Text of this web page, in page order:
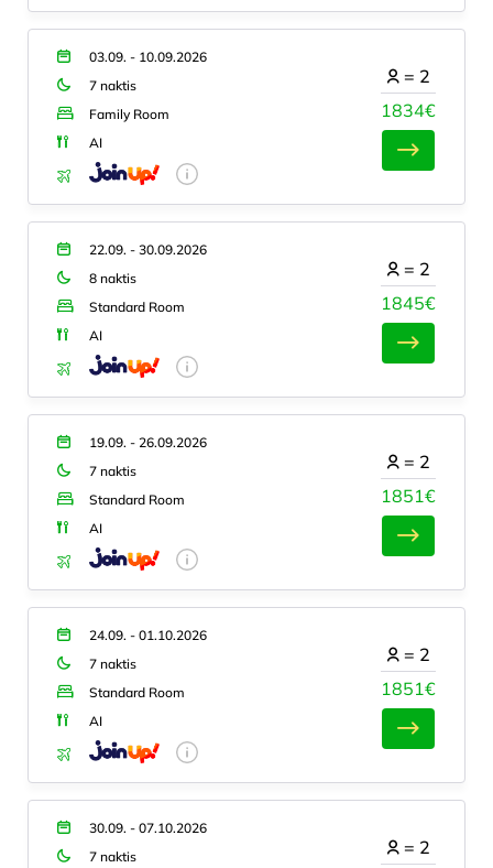
03.09. - 10.09.2026
7 naktis
Family Room
AI
1834€
= 2
22.09. - 30.09.2026
8 naktis
Standard Room
AI
1845€
= 2
19.09. - 26.09.2026
7 naktis
Standard Room
AI
1851€
= 2
24.09. - 01.10.2026
7 naktis
Standard Room
AI
1851€
= 2
30.09. - 07.10.2026
7 naktis
= 2